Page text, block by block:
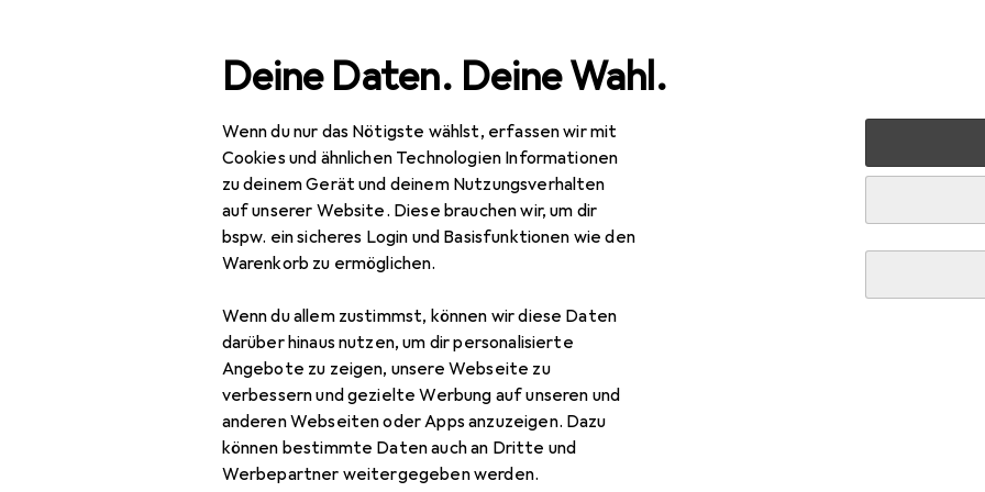
Deine Daten. Deine Wahl.
Wenn du nur das Nötigste wählst, erfassen wir mit
Cookies und ähnlichen Technologien Informationen
zu deinem Gerät und deinem Nutzungsverhalten
auf unserer Website. Diese brauchen wir, um dir
bspw. ein sicheres Login und Basisfunktionen wie den
Warenkorb zu ermöglichen.
Wenn du allem zustimmst, können wir diese Daten
darüber hinaus nutzen, um dir personalisierte
Angebote zu zeigen, unsere Webseite zu
verbessern und gezielte Werbung auf unseren und
anderen Webseiten oder Apps anzuzeigen. Dazu
können bestimmte Daten auch an Dritte und
Werbepartner weitergegeben werden.
Navigation nach Kategorien Gesamtsortiment Baumarkt + Garten